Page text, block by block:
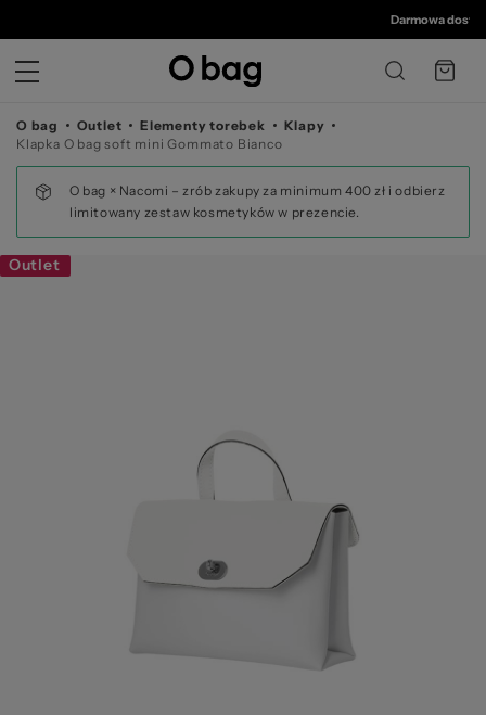
©
Darmowa
O bag Outlet Elementy torebek
Klapy
Klapka O bag soft mini Gommato Bianco
O bag × Nacomi – zrób zakupy za minimum 400 zł i odbierz
limitowany zestaw kosmetyków w prezencie.
Outlet